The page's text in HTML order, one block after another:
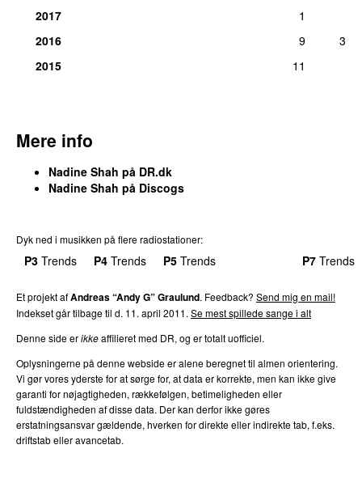
2017
1
2016
9
3
2015
11
Mere info
Nadine Shah på DR.dk
Nadine Shah på Discogs
Dyk ned i musikken på flere radiostationer:
P3 Trends P4 Trends P5 Trends P7 Trends
Et projekt afAndreas “Andy G” Graulund. Feedback? Send mig en mail!
Indekset går tilbage til d. 11. april 2011. Se mest spillede sange i alt
Denne side erikkeaffilieret med DR, og er totalt uofficiel.
Oplysningerne på denne webside er alene beregnet til almen orientering.
Vi gør vores yderste for at sørge for, at data er korrekte, men kan ikke give
garanti for nøjagtigheden, rækkefølgen, betimeligheden eller
fuldstændigheden af disse data. Der kan derfor ikke gøres
erstatningsansvar gældende, hverken for direkte eller indirekte tab, f.eks.
driftstab eller avancetab.